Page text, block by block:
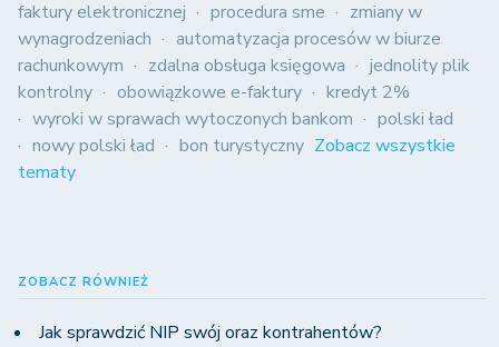
faktury elektronicznej procedura sme
zmiany w
wynagrodzeniach
automatyzacja procesów w biurze
rachunkowym
zdalna obsługa księgowa
jednolity plik
kontrolny
obowiązkowe e-faktury
kredyt 2%
wyroki w sprawach wytoczonych bankom
polski ład
nowy polski ład
bon turystyczny Zobacz wszystkie
tematy
ZOBACZ RÓWNIEŻ
Jak sprawdzić NIP swój oraz kontrahentów?